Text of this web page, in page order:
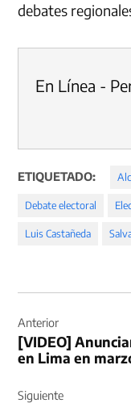
debates
En Línea -
ETIQUETADO:
Debate electoral
Luis Castañeda
de
entradas
Anterior
[VIDEO]
en Lima en
Siguiente